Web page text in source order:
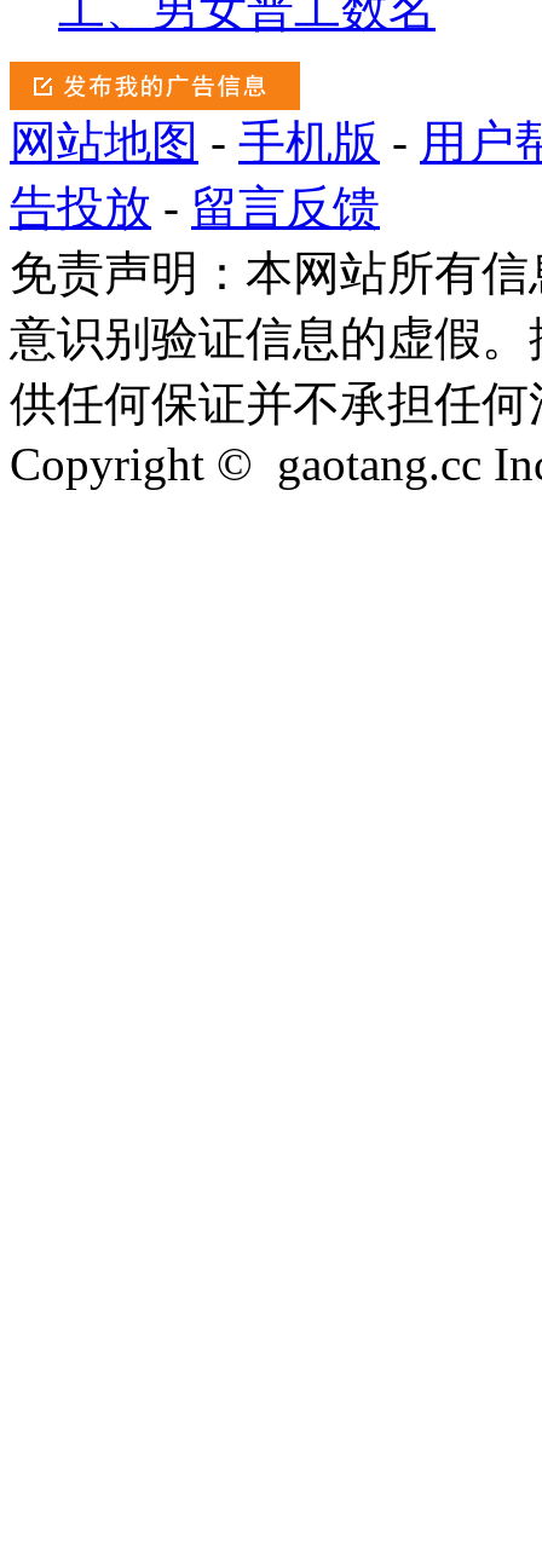
网站地图 - 手机版 - 用户
告投放 - 留言反馈
免责声明：本网站所有
意识别验证信息的虚假
供任何保证并不承担任
Copyright © gaotang.cc